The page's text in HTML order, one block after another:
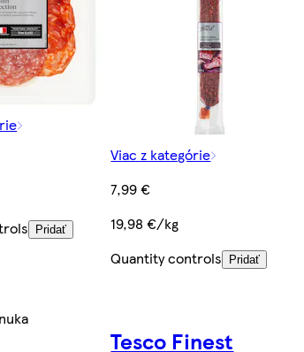
Pridať
Viac z kategórie
7,99 €
19,98 €/kg
Quantity controls
Pridať
Tesco Finest